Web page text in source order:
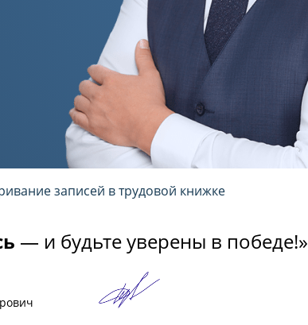
записей в трудовой книжке
— и будьте уверены в победе!»